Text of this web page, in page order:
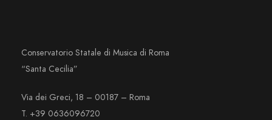
Conservatorio Statale di Musica di Roma
“Santa Cecilia”
Via dei Greci, 18 – 00187 – Roma
T. +39 0636096720